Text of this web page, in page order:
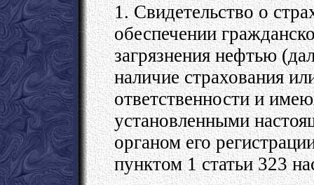
1. Свидетельство о
обеспечении
загрязнения нефтью
наличие страхования
ответственности и
установленными
органом его
пунктом 1 статьи 323